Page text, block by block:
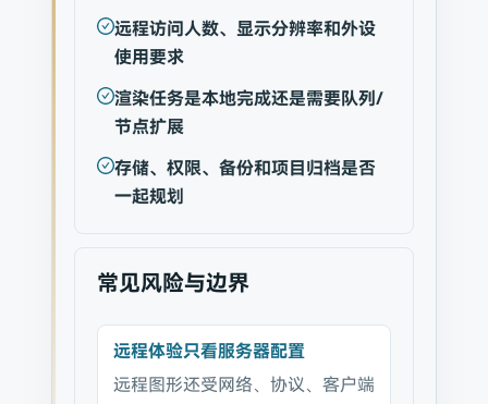
远程访问人数、显示分辨率和外设
使用要求
渲染任务是本地完成还是需要队列/
节点扩展
存储、权限、备份和项目归档是否
一起规划
常见风险与边界
远程体验只看服务器配置
远程图形还受网络、协议、客户端